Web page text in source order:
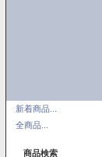
新着商品...
全商品...
商品検索